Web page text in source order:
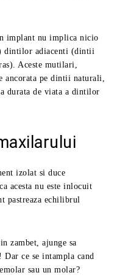
implant nu implica nicio
dintilor adiacenti (dintii
Aceste mutilari,
ancorata pe dintii naturali,
durata de viata a dintilor
izolat si duce
acesta nu este inlocuit
pastreaza echilibrul
zambet, ajunge sa
ce se intampla cand
sau un molar?